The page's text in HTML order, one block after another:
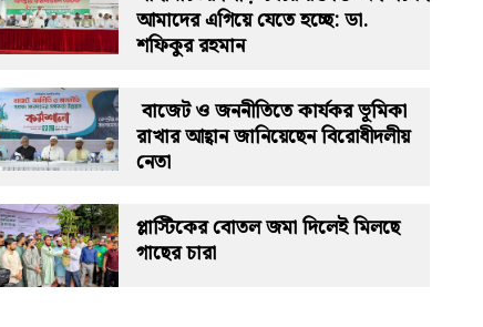
আমাদের এগিয়ে যেতে হচ্ছে: ডা.
শফিকুর রহমান
বাজেট ও জননীতিতে কার্যকর ভূমিকা
রাখার আহ্বান জানিয়েছেন বিরোধীদলীয়
নেতা
প্লাস্টিকের বোতল জমা দিলেই মিলছে
গাছের চারা